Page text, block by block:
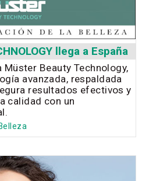
llega a España
Müster Beauty Technology,
avanzada, respaldada
resultados efectivos y
calidad con un